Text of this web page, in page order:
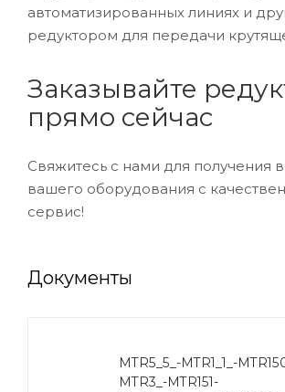
автоматизированных линиях и
редуктором для передачи
Заказывайте
прямо сейчас
Свяжитесь с нами для
вашего оборудования с
сервис!
Документы
MTR5_5_-MTR1_1_-
MTR3_-MTR151-